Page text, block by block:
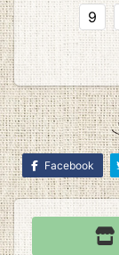
9
Facebook